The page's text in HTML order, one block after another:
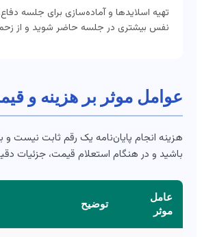
تهیه اسلایدها و آماده‌سازی برای جلسه
نفس بیشتری در جلسه حاضر شوید و از
عوامل موثر بر هزینه و
هزینه انجام پایان‌نامه یک رقم ثابت نیست
باشید و در هنگام استعلام قیمت، جزئیات
عامل
موثر
توضیح